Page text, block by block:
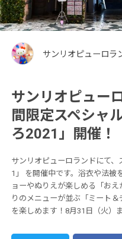
サンリオピューロラ
サンリオピュー
間限定スペシャ
ろ2021」開催！
サンリオピューロランドにて
1」 を開催中です。浴衣や法被
ョーやぬりえが楽しめる「お
りのメニューが並ぶ「ミート
を楽しめます！8月31日（火）ま